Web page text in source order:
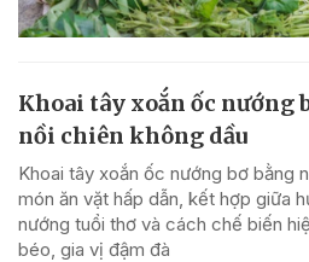
Khoai tây xoắn ốc nướng
nồi chiên không dầu
Khoai tây xoắn ốc nướng bơ bằng
món ăn vặt hấp dẫn, kết hợp giữa
nướng tuổi thơ và cách chế biến
béo, gia vị đậm đà